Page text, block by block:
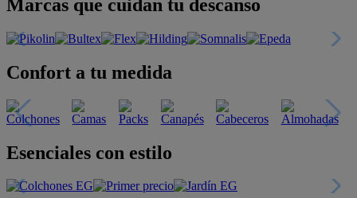
Marcas que cuidan tu descanso
Confort a tu medida
Esenciales con estilo